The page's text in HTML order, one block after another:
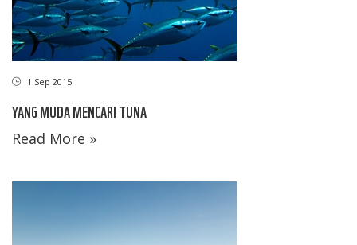
1 Sep 2015
YANG MUDA MENCARI TUNA
Read More »